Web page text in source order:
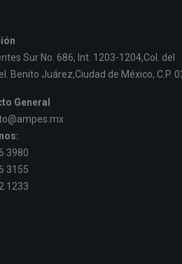
Sur No. 686, Int. 1203-1204,Col. del
Benito Juárez,Ciudad de México, C.P.
General
3980
3155
1233